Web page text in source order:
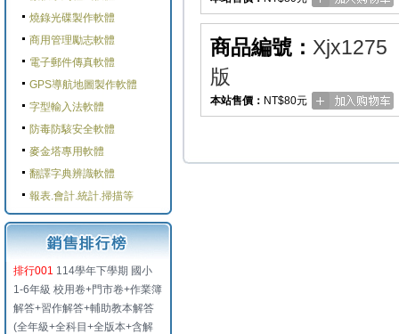
燒錄光碟製作軟體
商用管理勵志軟體
電子郵件傳真軟體
GPS導航地圖製作軟體
字型輸入法軟體
防毒防駭安全軟體
麥金塔專用軟體
翻譯字典辨識軟體
報表.會計.統計.掃描等
排行001 114學年下學期 國小
1-6年級 校用卷+門市卷+作業簿
解答+習作解答+輔助教本解答
(全年級+全科目+全版本+含解
商品編號： Xjx1275
版
本站售價： NT$80元